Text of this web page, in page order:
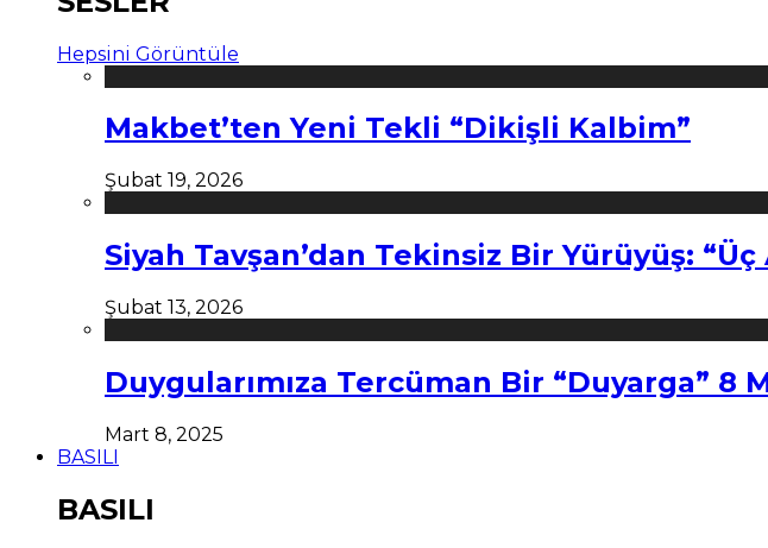
Hepsini Görüntüle
Makbet’ten Yeni Tekli “Dikişli Kalbim”
Şubat 19, 2026
Siyah Tavşan’dan Tekinsiz Bir Yürüyüş:
Şubat 13, 2026
Duygularımıza Tercüman Bir “Duyarga” 8
Mart 8, 2025
BASILI
BASILI